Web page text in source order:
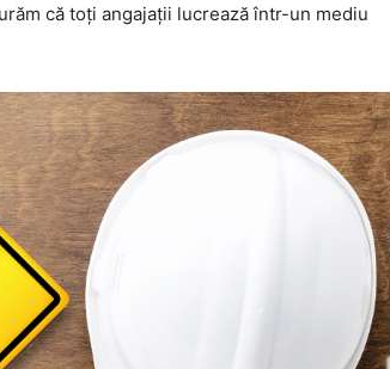
că toți angajații lucrează într-un mediu